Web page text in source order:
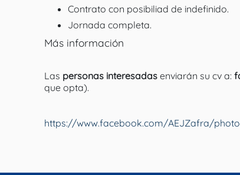
Contrato con posibiliad de indefinido.
Jornada completa.
Más información
Las personas interesadas enviarán su cv a:
que opta).
https://www.facebook.com/AEJZafra/